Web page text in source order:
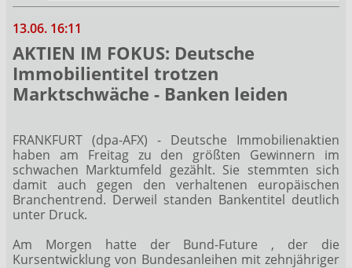
13.06. 16:11
AKTIEN IM FOKUS: Deutsche
Immobilientitel trotzen
Marktschwäche - Banken leiden
FRANKFURT (dpa-AFX) - Deutsche Immobilienaktien
haben am Freitag zu den größten Gewinnern im
schwachen Marktumfeld gezählt. Sie stemmten sich
damit auch gegen den verhaltenen europäischen
Branchentrend. Derweil standen Bankentitel deutlich
unter Druck.
Am Morgen hatte der Bund-Future , der die
Kursentwicklung von Bundesanleihen mit zehnjähriger